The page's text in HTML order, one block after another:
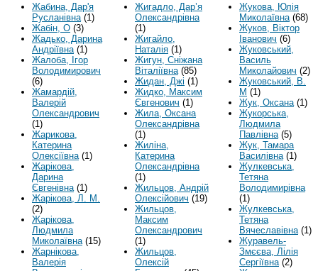
Жабина, Дар'я
Русланівна (1)
Жабін, О (3)
Жадько, Дарина
Андріївна (1)
Жалоба, Ігор
Володимирович
(6)
Жамардій,
Валерій
Олександрович
(1)
Жарикова,
Катерина
Олексіївна (1)
Жарікова,
Дарина
Євгенівна (1)
Жарікова, Л. М.
(2)
Жарікова,
Людмила
Миколаївна (15)
Жарнікова,
Валерія
Жигадло, Дар’я
Олександрівна
(1)
Жигайло,
Наталія (1)
Жигун, Сніжана
Віталіївна (85)
Жидан, Джі (1)
Жидко, Максим
Євгенович (1)
Жила, Оксана
Олександрівна
(1)
Жиліна,
Катерина
Олександрівна
(1)
Жильцов, Андрій
Олексійович (19)
Жильцов,
Максим
Олександрович
(1)
Жильцов,
Олексій
Жукова, Юлія
Миколаївна (68)
Жуков, Віктор
Іванович (6)
Жуковський,
Василь
Миколайович (2)
Жуковський, В.
М (1)
Жук, Оксана (1)
Жукорська,
Людмила
Павлівна (5)
Жук, Тамара
Василівна (1)
Жулкевська,
Тетяна
Володимирівна
(1)
Жулкевська,
Тетяна
Вячеславівна (1)
Журавель-
Змєєва, Лілія
Сергіївна (2)